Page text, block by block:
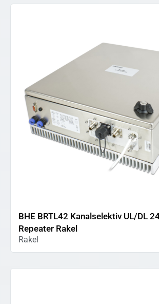
BHE BRTL42 Kanalselektiv UL/DL
Repeater Rakel
Rakel